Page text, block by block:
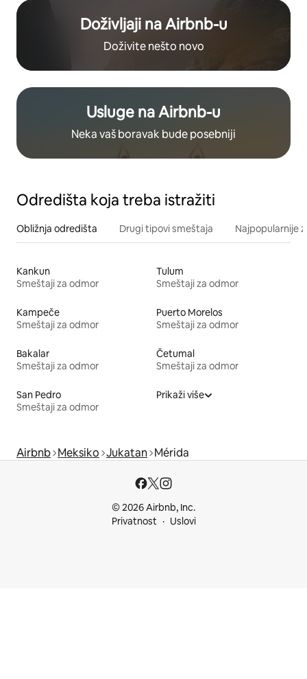
Doživljaji na Airbnb-u
Doživite nešto novo
Usluge na Airbnb-u
Neka vaš boravak bude posebniji
Odredišta koja treba istražiti
Obližnja odredišta Drugi tipovi smeštaja Najpopularnije
Kankun
Smeštaji za odmor
Tulum
Smeštaji za odmor
Kampeče
Smeštaji za odmor
Puerto Morelos
Smeštaji za odmor
Bakalar
Smeštaji za odmor
Četumal
Smeštaji za odmor
San Pedro
Smeštaji za odmor
Prikaži više
Airbnb Meksiko Jukatan Mérida
© 2026 Airbnb, Inc.
Privatnost
Uslovi